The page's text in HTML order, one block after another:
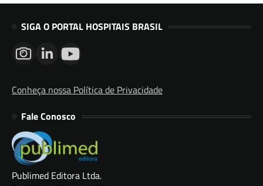
SIGA O PORTAL HOSPITAIS BRASIL
Conheça nossa Política de Privacidade
Fale Conosco
Publimed Editora Ltda.